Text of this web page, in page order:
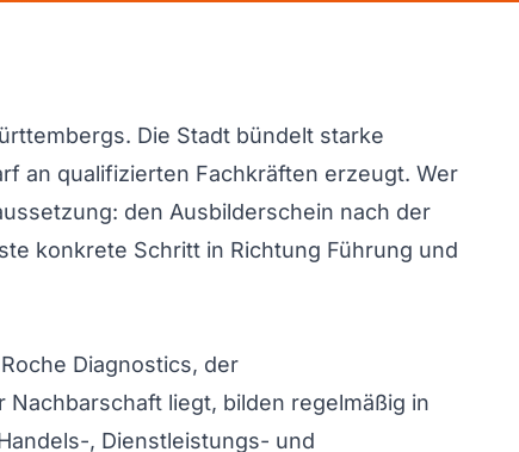
Die Stadt bündelt starke
an qualifizierten Fachkräften erzeugt. Wer
den Ausbilderschein nach der
konkrete Schritt in Richtung Führung und
Diagnostics, der
liegt, bilden regelmäßig in
, Dienstleistungs- und